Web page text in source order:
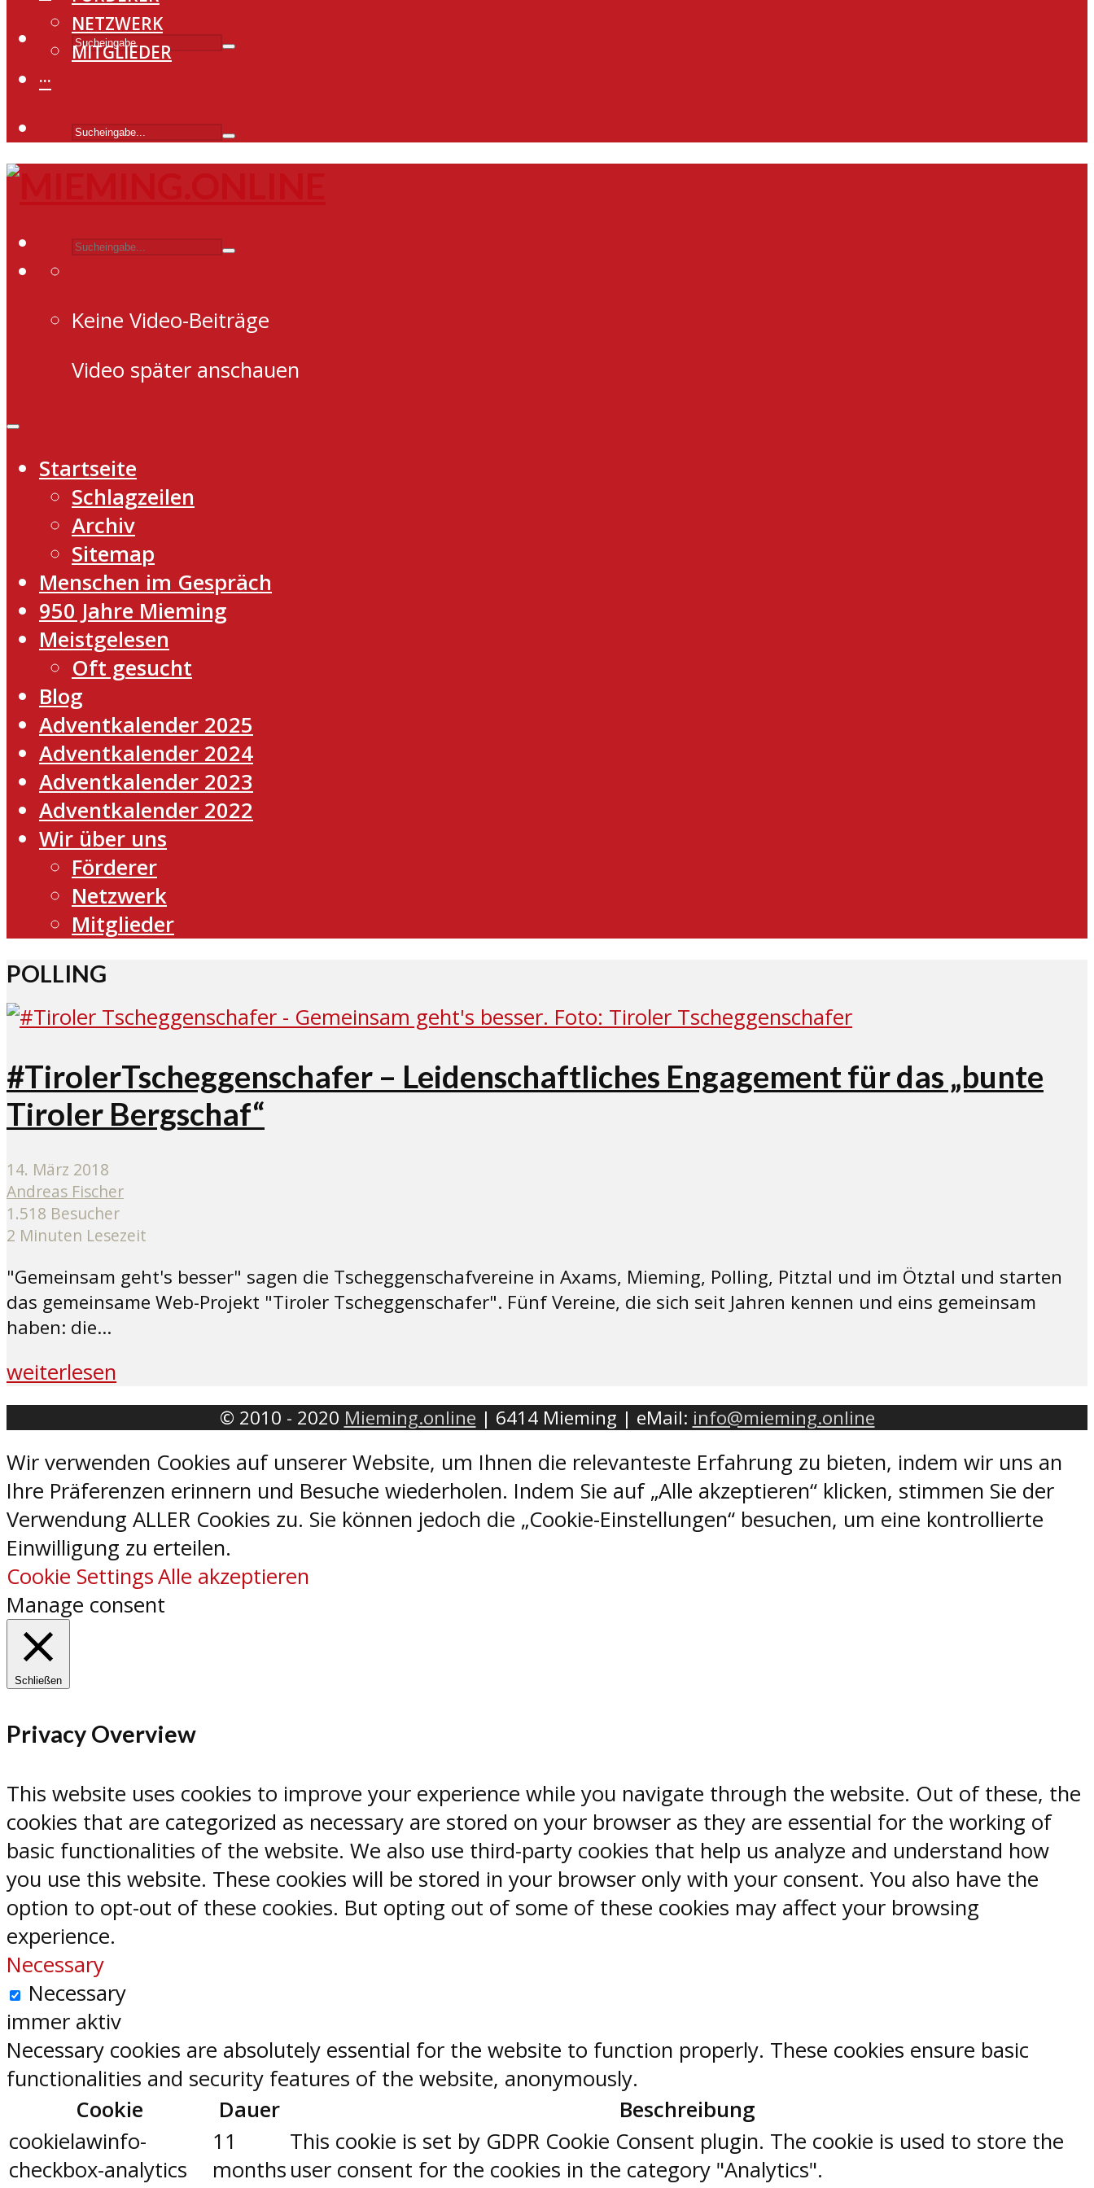
NETZWERK
MITGLIEDER
···
Keine Video-Beiträge
Video später anschauen
Startseite
Schlagzeilen
Archiv
Sitemap
Menschen im Gespräch
950 Jahre Mieming
Meistgelesen
Oft gesucht
Blog
Adventkalender 2025
Adventkalender 2024
Adventkalender 2023
Adventkalender 2022
Wir über uns
Förderer
Netzwerk
Mitglieder
POLLING
#TirolerTscheggenschafer – Leidenschaftliches Engagement für das „bunte
Tiroler Bergschaf“
14. März 2018
Andreas Fischer
1.518 Besucher
2 Minuten Lesezeit
"Gemeinsam geht's besser" sagen die Tscheggenschafvereine in Axams, Mieming, Polling, Pitztal und im Ötztal und starten
das gemeinsame Web-Projekt "Tiroler Tscheggenschafer". Fünf Vereine, die sich seit Jahren kennen und eins gemeinsam
haben: die...
weiterlesen
© 2010 - 2020 Mieming.online | 6414 Mieming | eMail: info@mieming.online
Wir verwenden Cookies auf unserer Website, um Ihnen die relevanteste Erfahrung zu bieten, indem wir uns an
Ihre Präferenzen erinnern und Besuche wiederholen. Indem Sie auf „Alle akzeptieren“ klicken, stimmen Sie der
Verwendung ALLER Cookies zu. Sie können jedoch die „Cookie-Einstellungen“ besuchen, um eine kontrollierte
Einwilligung zu erteilen.
Cookie SettingsAlle akzeptieren
Manage consent
Schließen
Privacy Overview
This website uses cookies to improve your experience while you navigate through the website. Out of these, the
cookies that are categorized as necessary are stored on your browser as they are essential for the working of
basic functionalities of the website. We also use third-party cookies that help us analyze and understand how
you use this website. These cookies will be stored in your browser only with your consent. You also have the
option to opt-out of these cookies. But opting out of some of these cookies may affect your browsing
experience.
Necessary
Necessary
immer aktiv
Necessary cookies are absolutely essential for the website to function properly. These cookies ensure basic
functionalities and security features of the website, anonymously.
Cookie
Dauer
Beschreibung
cookielawinfo-
checkbox-analytics
11
months
This cookie is set by GDPR Cookie Consent plugin. The cookie is used to store the
user consent for the cookies in the category "Analytics".